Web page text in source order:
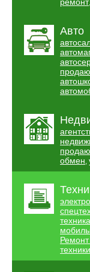
,
Авто
продаю
продаю
обмен,
техника
техники